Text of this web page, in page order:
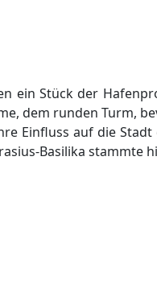
ein Stück der
dem runden Turm,
Einfluss auf die
Basilika stammte